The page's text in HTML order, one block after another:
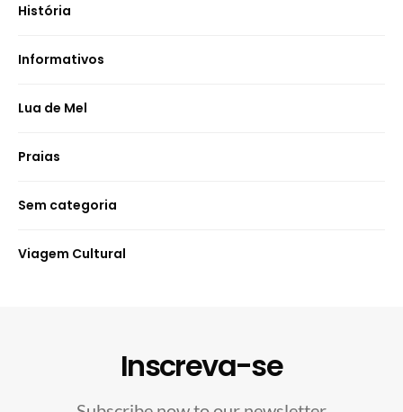
História
Informativos
Lua de Mel
Praias
Sem categoria
Viagem Cultural
Inscreva-se